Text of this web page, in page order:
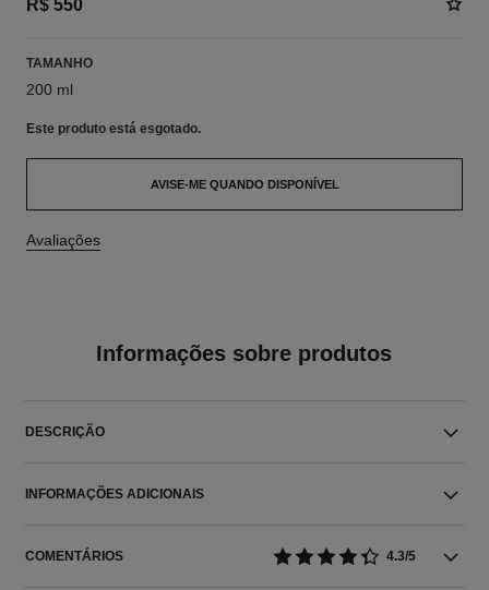
R$ 550
TAMANHO
200 ml
Este produto está esgotado.
AVISE-ME QUANDO DISPONÍVEL
Avaliações
Informações sobre produtos
DESCRIÇÃO
INFORMAÇÕES ADICIONAIS
COMENTÁRIOS 4.3/5